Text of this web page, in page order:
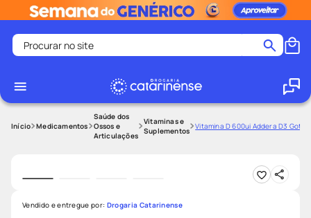
Procurar no site
1
5º
shampoo
6º
tadalafila
Medicamentos
Saúde dos
Ossos e
Articulações
Vitaminas e
Suplementos Vitamina D 600ui Addera D3 Gotas
Vendido e entregue por: Drogaria Catarinense